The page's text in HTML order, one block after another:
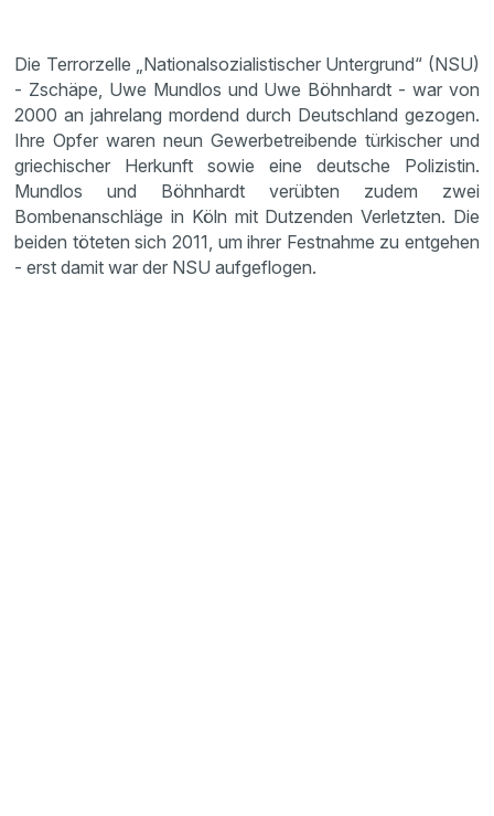
Die Terrorzelle „Nationalsozialistischer Untergrund“ (NSU)
- Zschäpe, Uwe Mundlos und Uwe Böhnhardt - war von
2000 an jahrelang mordend durch Deutschland gezogen.
Ihre Opfer waren neun Gewerbetreibende türkischer und
griechischer Herkunft sowie eine deutsche Polizistin.
Mundlos und Böhnhardt verübten zudem zwei
Bombenanschläge in Köln mit Dutzenden Verletzten. Die
beiden töteten sich 2011, um ihrer Festnahme zu entgehen
- erst damit war der NSU aufgeflogen.